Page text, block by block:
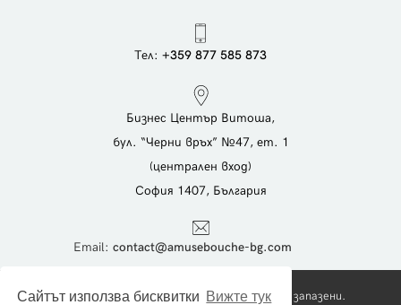
Сайтът използва бисквитки Вижте тук
Тел: +359 877 585 873
Бизнес Център Витоша,
бул. “Черни връх” №47, ет. 1
(централен вход)
София 1407, България
Еmail: contact@amusebouche-bg.com
Copyright © 2026 Foodies Ltd. Всички права запазени.